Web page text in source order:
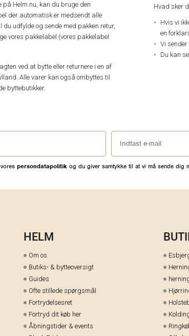
Helm.nu, kan du bruge den
der automatisk er medsendt alle
udfylde og sende med pakken retur,
vores pakkelabel (vores pakkelabel
ved at bytte eller returnere i en af
Alle varer kan også ombyttes til
byttebutikker.
Hvad sker
Hvis vi
en
Vi sender
Du kan
persondatapolitik og du giver samtykke til at vi må sende dig
HELM
Om os
Butiks- & bytteoversigt
Guides
Ofte stillede spørgsmål
Fortrydelsesret
Fortryd dit køb her
Åbningstider & events